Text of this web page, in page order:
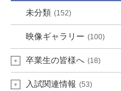
未分類 (152)
映像ギャラリー (100)
卒業生の皆様へ (18)
入試関連情報 (53)